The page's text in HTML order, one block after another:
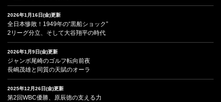
2026年1月16日(金)更新
全日本惨敗！1949年の“黒船ショック”
2リーグ分立、そして大谷翔平の時代
2026年1月9日(金)更新
ジャンボ尾崎のゴルフ転向前夜
長嶋茂雄と同質の天賦のオーラ
2025年12月26日(金)更新
第2回WBC優勝、原辰徳の支える力